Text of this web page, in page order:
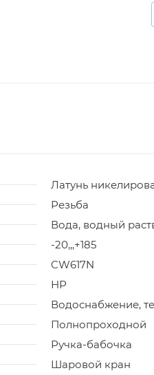
Латунь
Резьба
Вода, водный
-20,,,+185
CW617N
НР
Водоснабжение,
Полнопроходной
Ручка-бабочка
Шаровой кран